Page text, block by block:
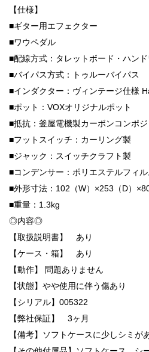
【仕様】
■ギター用エフェクター
■ワウペダル
■配線方式：タレットボード・ハン
■バイパス方式：トゥルーバイパス
■インダクター：ヴィンテージ仕様
■ポット：VOXオリジナルポット
■抵抗：釜屋電機製カーボンコンポ
■フットスイッチ：カーリング製
■ジャック：スイッチクラフト製
■コンデンサー：ポリエステルフィ
■外形寸法：102（W）×253（D）
■重量：1.3kg
◎内容◎
【取扱説明書】 あり
【ケース・箱】 あり
【動作】 問題ありません
【状態】やや使用に伴う傷あり
【シリアル】005322
【弊社保証】 3ヶ月
【備考】ソフトケースに少しシミが